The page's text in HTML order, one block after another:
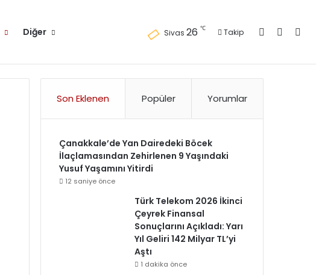
Diğer Sivas 26 ℃ Takip Kayıt Ol
Son Eklenen Popüler Yorumlar
Çanakkale’de Yan Dairedeki Böcek
İlaçlamasından Zehirlenen 9 Yaşındaki
Yusuf Yaşamını Yitirdi
12 saniye önce
Türk Telekom 2026 İkinci
Çeyrek Finansal
Sonuçlarını Açıkladı: Yarı
Yıl Geliri 142 Milyar TL’yi
Aştı
1 dakika önce